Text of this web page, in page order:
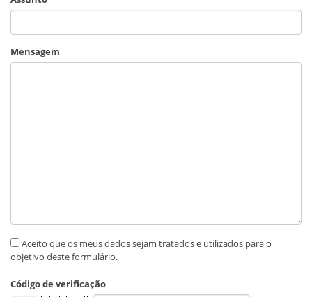
Mensagem
Aceito que os meus dados sejam tratados e utilizados para o
objetivo deste formulário.
Código de verificação